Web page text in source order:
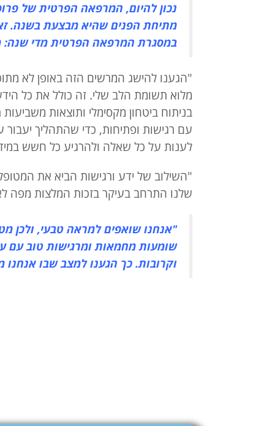
נכון להיום, המרפאה הפרטית של
מתיחת הפנים שהיא מבצעת בשנה.
במסגרת המרפאה הפרטית מדי שנה:
"הגענו להישג המרשים הזה באופן לא
מלוא תשומת הלב שלי. זה כולל את כל
בניתוח ביטחון מקסימלי ותוצאות
עם רגישות ופתיחות, כדי שהתהליך יעבור
לענות על כל שאלה ולהרגיע כל חשש
"השילוב של ידע ורגישות הביא את
שלנו התרחב בעיקר בזכות המלצות מפה
"אנחנו שואפים למראה טבעי, ולכן
שומעות מחמאות ומרגישות טוב עם
וקרובות. כך הגענו למצב שבו